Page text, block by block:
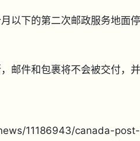
以下的第二次邮政服务地面
邮件和包裹将不会被交付，
11186943/canada-